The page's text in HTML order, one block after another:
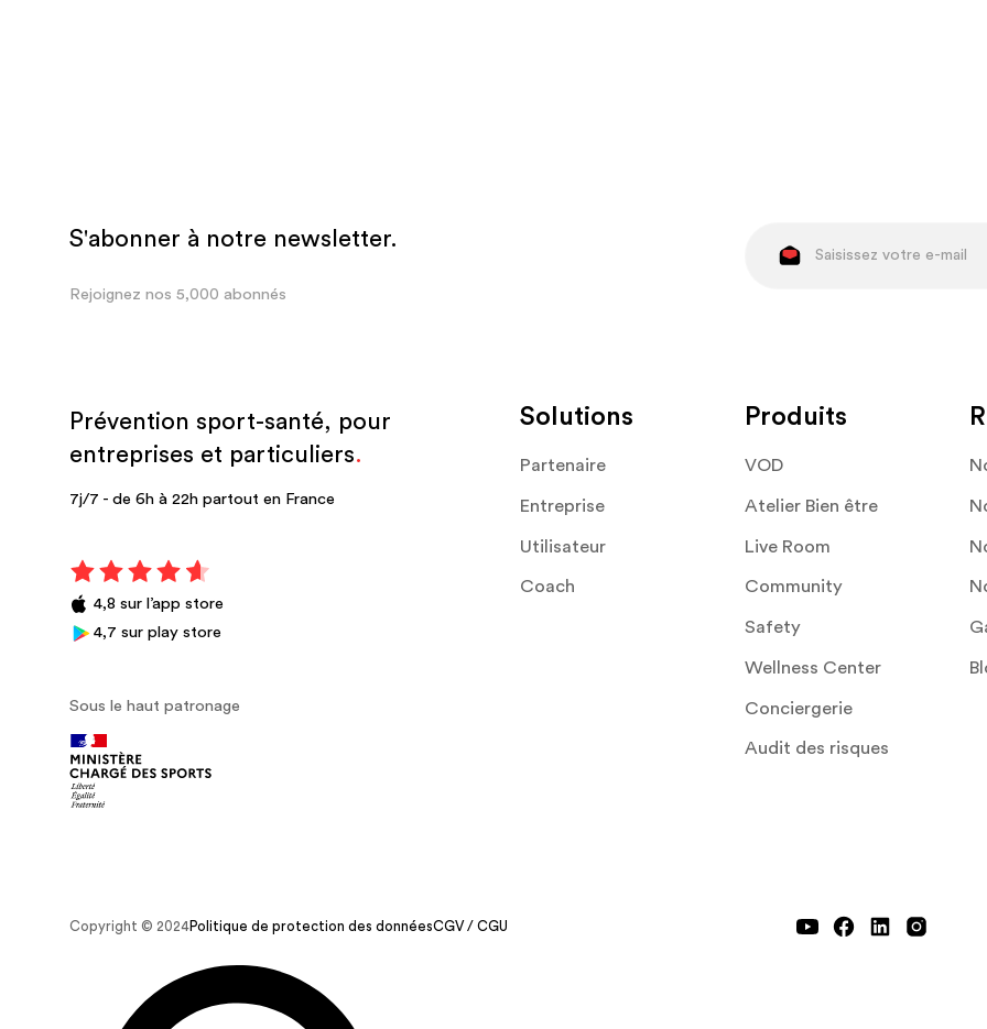
S'abonner à notre newsletter.
Rejoignez nos 5,000 abonnés
Prévention sport-santé, pour
entreprises et particuliers.
7j/7 - de 6h à 22h partout en France
4,8 sur l’app store
4,7 sur play store
Sous le haut patronage
Solutions
Partenaire
Entreprise
Utilisateur
Coach
Produits
VOD
Atelier Bien être
Live Room
Community
Safety
Wellness Center
Conciergerie
Audit des risques
Copyright © 2024Politique de protection des donnéesCGV / CGU